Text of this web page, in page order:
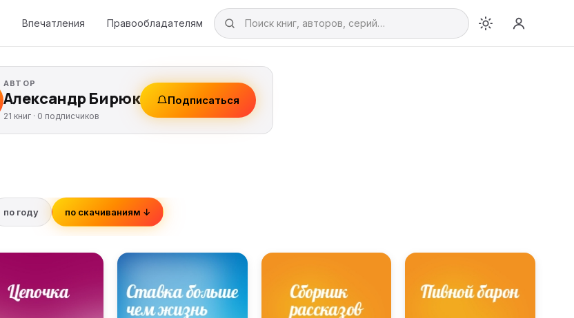
Впечатления Правообладателям
АВТОР
Александр Бирюк
21 книг · 0 подписчиков
Подписаться
по году по скачиваниям ↓